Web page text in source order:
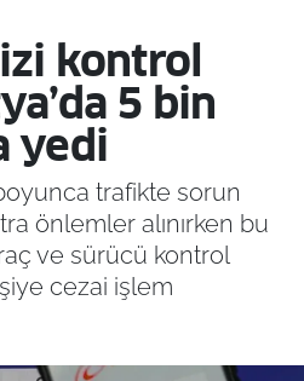
kontrol
5 bin
yedi
trafikte sorun
önlemler alınırken bu
ve sürücü kontrol
cezai işlem